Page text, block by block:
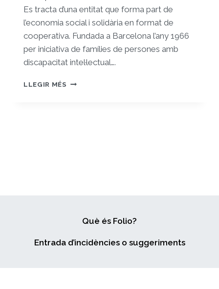
Es tracta d’una entitat que forma part de
l’economia social i solidària en format de
cooperativa. Fundada a Barcelona l’any 1966
per iniciativa de famílies de persones amb
discapacitat intel·lectual….
LLEGIR MÉS TREBALLAR
Què és Folio?
Entrada d’incidències o suggeriments